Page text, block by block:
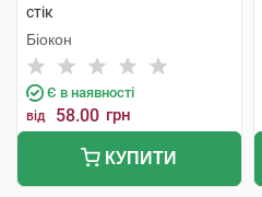
стік
Біокон
Є в наявності
від 58.00 грн
КУПИТИ